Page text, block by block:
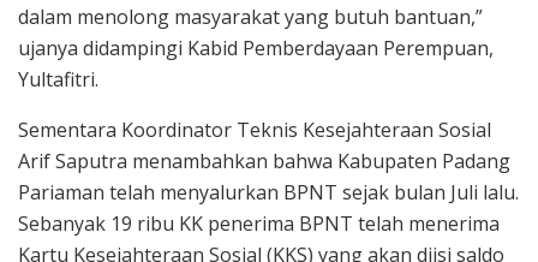
dalam menolong masyarakat yang butuh bantuan,”
ujanya didampingi Kabid Pemberdayaan Perempuan,
Yultafitri.
Sementara Koordinator Teknis Kesejahteraan Sosial
Arif Saputra menambahkan bahwa Kabupaten Padang
Pariaman telah menyalurkan BPNT sejak bulan Juli lalu.
Sebanyak 19 ribu KK penerima BPNT telah menerima
Kartu Kesejahteraan Sosial (KKS) yang akan diisi saldo